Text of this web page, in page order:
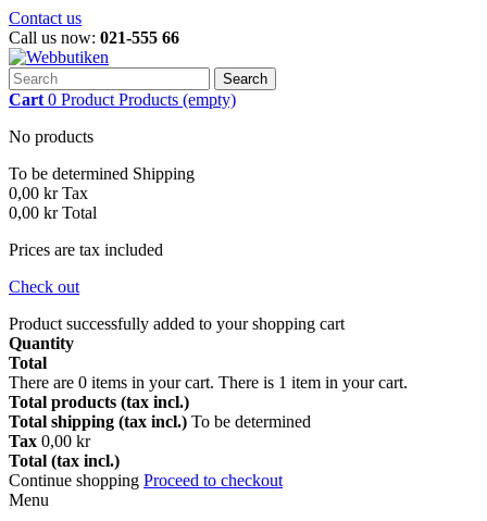
Contact us
Call us now: 021-555 66
Search
Cart 0 Product Products (empty)
No products
To be determined Shipping
0,00 kr Tax
0,00 kr Total
Prices are tax included
Check out
Product successfully added to your shopping cart
Quantity
Total
There are 0 items in your cart. There is 1 item in your cart.
Total products (tax incl.)
Total shipping (tax incl.) To be determined
Tax 0,00 kr
Total (tax incl.)
Continue shopping Proceed to checkout
Menu